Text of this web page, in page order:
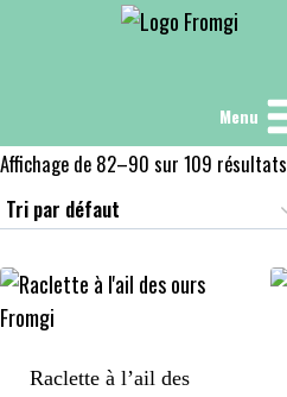
Menu
Affichage de 82–90 sur 109 résultats
Raclette à l’ail des